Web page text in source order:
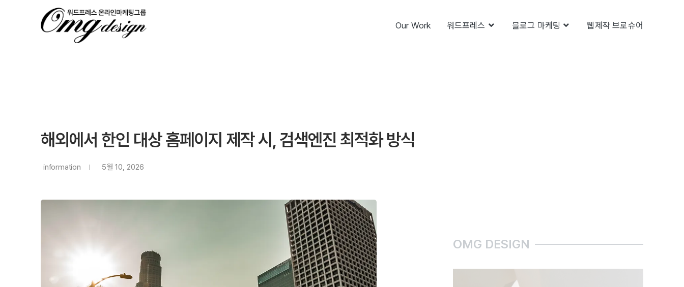
Our Work 워드프레스 블로그 마케팅 웹제작 브로슈어
해외에서 한인 대상 홈페이지 제작 시, 검색엔진 최적화 방식
information 5월 10, 2026
OMG DESIGN